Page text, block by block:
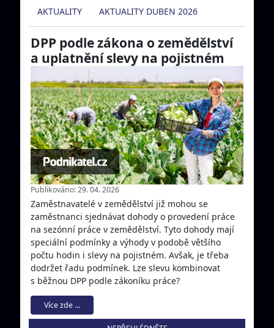
AKTUALITY AKTUALITY DUBEN 2026
DPP podle zákona o zemědělství
a uplatnění slevy na pojistném
Publikováno: 29. 04. 2026
Zaměstnavatelé v zemědělství již mohou se
zaměstnanci sjednávat dohody o provedení práce
na sezónní práce v zemědělství. Tyto dohody mají
speciální podmínky a výhody v podobě většího
počtu hodin i slevy na pojistném. Avšak, je třeba
dodržet řadu podmínek. Lze slevu kombinovat
s běžnou DPP podle zákoníku práce?
Více zde ...